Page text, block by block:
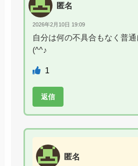
匿名
2026年2月10日 19:09
自分は何の不具合もなく普
(^^♪
1
返信
匿名